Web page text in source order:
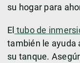
su hogar para
El tubo de
también le ayuda
su tanque.